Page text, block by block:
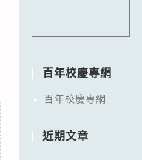
百年校慶專網
百年校慶專網
近期文章